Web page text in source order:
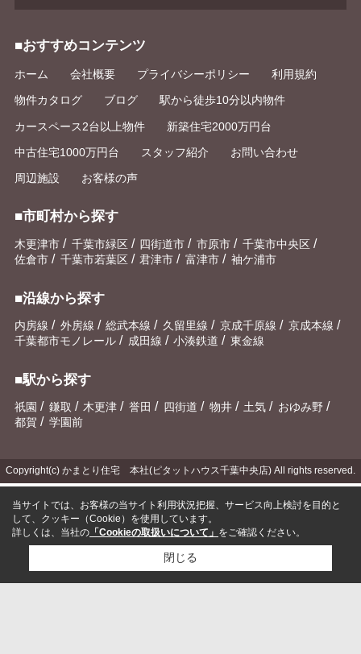
■おすすめコンテンツ
ホーム 会社概要 プライバシーポリシー 利用規約
物件カタログ ブログ 駅から徒歩10分以内物件
カースペース2台以上物件 新築住宅2000万円台
中古住宅1000万円台 スタッフ紹介 お問い合わせ
周辺施設 お客様の声
■市町村から探す
木更津市 / 千葉市緑区 / 四街道市 / 市原市 / 千葉市中央区 /
佐倉市 / 千葉市若葉区 / 君津市 / 富津市 / 袖ケ浦市
■沿線から探す
内房線 / 外房線 / 総武本線 / 久留里線 / 京成千原線 / 京成本線 /
千葉都市モノレール / 成田線 / 小湊鉄道 / 東金線
■駅から探す
祇園 / 鎌取 / 木更津 / 誉田 / 四街道 / 物井 / 土気 / おゆみ野 /
都賀 / 学園前
Copyright(c) かまとり住宅 本社(ピタットハウス千葉中央店) All rights reserved.
当サイトでは、お客様の当サイト利用状況把握、サービス向上検討を目的と
して、クッキー（Cookie）を使用しています。
詳しくは、当社の 「Cookieの取扱いについて」 をご確認ください。
閉じる